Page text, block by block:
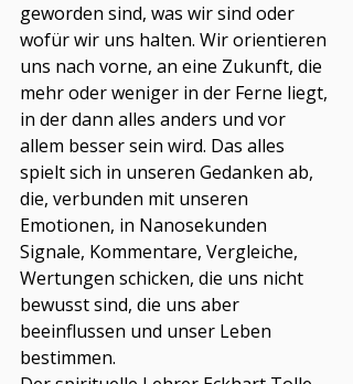
geworden sind, was wir sind oder
wofür wir uns halten. Wir orientieren
uns nach vorne, an eine Zukunft, die
mehr oder weniger in der Ferne liegt,
in der dann alles anders und vor
allem besser sein wird. Das alles
spielt sich in unseren Gedanken ab,
die, verbunden mit unseren
Emotionen, in Nanosekunden
Signale, Kommentare, Vergleiche,
Wertungen schicken, die uns nicht
bewusst sind, die uns aber
beeinflussen und unser Leben
bestimmen.